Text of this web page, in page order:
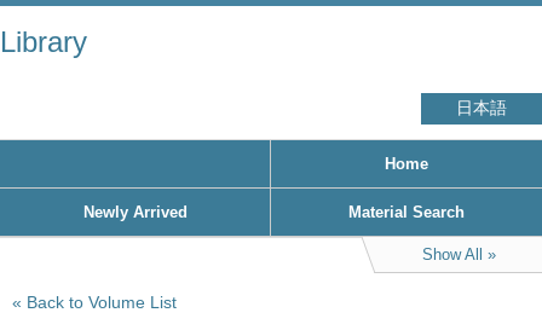
Library
日本語
Home
Newly Arrived Material Search
Show All
Back to Volume List